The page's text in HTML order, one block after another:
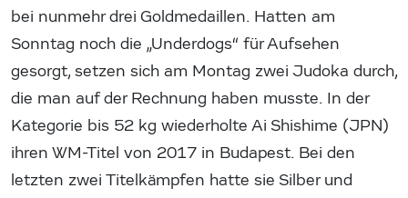
bei nunmehr drei Goldmedaillen. Hatten am
Sonntag noch die „Underdogs“ für Aufsehen
gesorgt, setzen sich am Montag zwei Judoka durch,
die man auf der Rechnung haben musste. In der
Kategorie bis 52 kg wiederholte Ai Shishime (JPN)
ihren WM-Titel von 2017 in Budapest. Bei den
letzten zwei Titelkämpfen hatte sie Silber und